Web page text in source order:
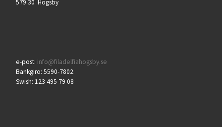
579 30 Högsby
e-post: info@filadelfiahogsby.se
Bankgiro: 5590-7802
Swish: 123 495 79 08